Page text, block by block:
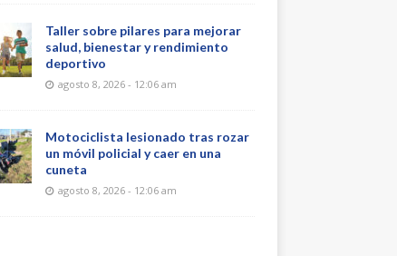
Taller sobre pilares para mejorar
salud, bienestar y rendimiento
deportivo
agosto 8, 2026 - 12:06 am
Motociclista lesionado tras rozar
un móvil policial y caer en una
cuneta
agosto 8, 2026 - 12:06 am